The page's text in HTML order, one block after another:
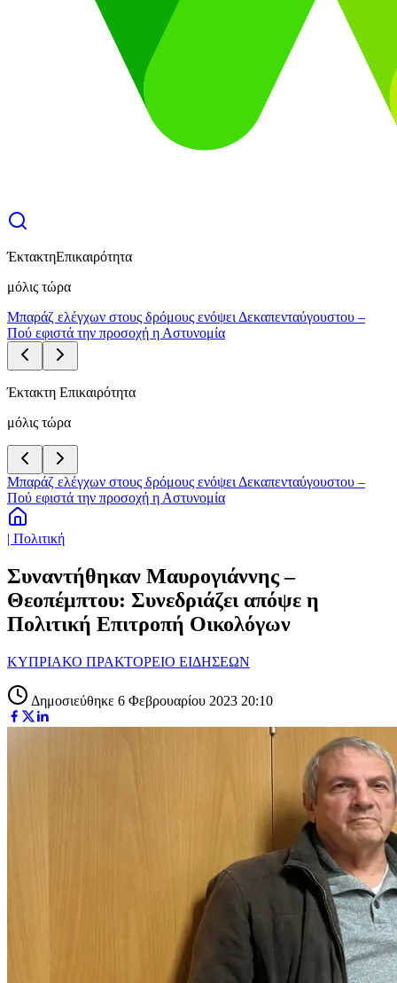
ΈκτακτηΕπικαιρότητα
μόλις τώρα
Μπαράζ ελέγχων στους δρόμους ενόψει Δεκαπενταύγουστου –
Πού εφιστά την προσοχή η Αστυνομία
Έκτακτη Επικαιρότητα
μόλις τώρα
Μπαράζ ελέγχων στους δρόμους ενόψει Δεκαπενταύγουστου –
Πού εφιστά την προσοχή η Αστυνομία
| Πολιτική
Συναντήθηκαν Μαυρογιάννης –
Θεοπέμπτου: Συνεδριάζει απόψε η
Πολιτική Επιτροπή Οικολόγων
ΚΥΠΡΙΑΚΟ ΠΡΑΚΤΟΡΕΙΟ ΕΙΔΗΣΕΩΝ
Δημοσιεύθηκε 6 Φεβρουαρίου 2023 20:10